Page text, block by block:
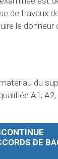
de travaux
le donneur
du
A1, A2,
DE